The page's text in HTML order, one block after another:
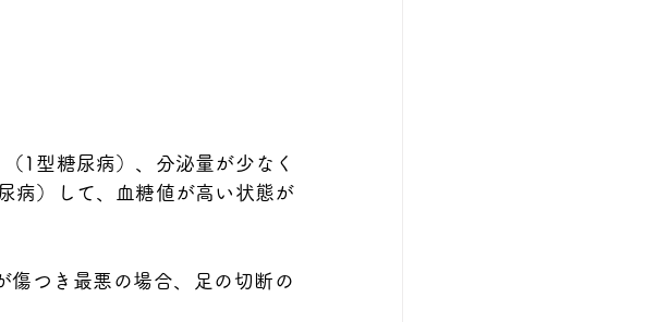
1型糖尿病）、分泌量が少なく
病）して、血糖値が高い状態が
傷つき最悪の場合、足の切断の